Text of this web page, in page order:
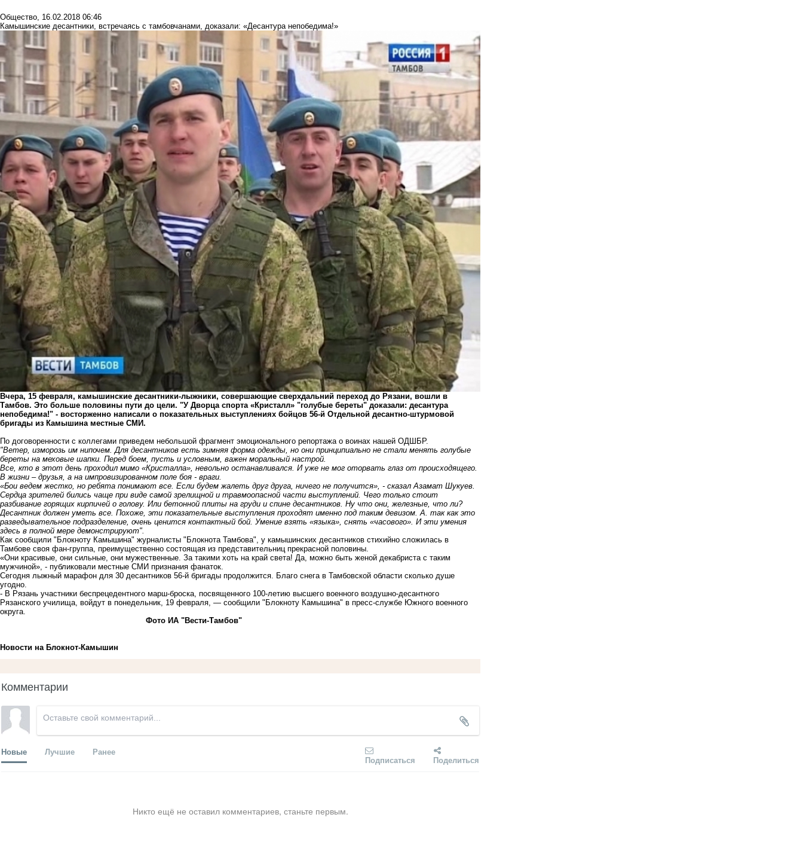
Общество, 16.02.2018 06:46
Камышинские десантники, встречаясь с тамбовчанами, доказали: «Десантура непобедима!»
Вчера, 15 февраля, камышинские десантники-лыжники, совершающие сверхдальний переход до Рязани, вошли в
Тамбов. Это больше половины пути до цели. "У Дворца спорта «Кристалл» "голубые береты" доказали: десантура
непобедима!" - восторженно написали о показательных выступлениях бойцов 56-й Отдельной десантно-штурмовой
бригады из Камышина местные СМИ.
По договоренности с коллегами приведем небольшой фрагмент эмоционального репортажа о воинах нашей ОДШБР.
"Ветер, изморозь им нипочем. Для десантников есть зимняя форма одежды, но они принципиально не стали менять голубые
береты на меховые шапки. Перед боем, пусть и условным, важен моральный настрой.
Все, кто в этот день проходил мимо «Кристалла», невольно останавливался. И уже не мог оторвать глаз от происходящего.
В жизни – друзья, а на импровизированном поле боя - враги.
«Бои ведем жестко, но ребята понимают все. Если будем жалеть друг друга, ничего не получится», - сказал Азамат Шукуев.
Сердца зрителей бились чаще при виде самой зрелищной и травмоопасной части выступлений. Чего только стоит
разбивание горящих кирпичей о голову. Или бетонной плиты на груди и спине десантников. Ну что они, железные, что ли?
Десантник должен уметь все. Похоже, эти показательные выступления проходят именно под таким девизом. А. так как это
разведывательное подразделение, очень ценится контактный бой. Умение взять «языка», снять «часового». И эти умения
здесь в полной мере демонстрируют".
Как сообщили "Блокноту Камышина" журналисты "Блокнота Тамбова", у камышинских десантников стихийно сложилась в
Тамбове своя фан-группа, преимущественно состоящая из представительниц прекрасной половины.
«Они красивые, они сильные, они мужественные. За такими хоть на край света! Да, можно быть женой декабриста с таким
мужчиной», - публиковали местные СМИ признания фанаток.
Сегодня лыжный марафон для 30 десантников 56-й бригады продолжится. Благо снега в Тамбовской области сколько душе
угодно.
- В Рязань участники беспрецедентного марш-броска, посвященного 100-летию высшего военного воздушно-десантного
Рязанского училища, войдут в понедельник, 19 февраля, — сообщили "Блокноту Камышина" в пресс-службе Южного военного
округа.
Фото ИА "Вести-Тамбов"
Новости на Блoкнoт-Камышин
Комментарии
Новые Лучшие Ранее
Подписаться Поделиться
Никто ещё не оставил комментариев, станьте первым.